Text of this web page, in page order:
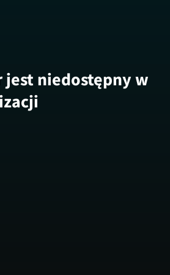
jest niedostępny w